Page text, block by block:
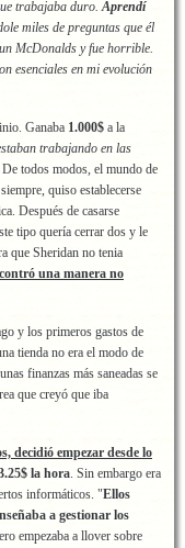
trabajaba duro.Aprendí
miles de preguntas que él
McDonalds y fue horrible.
esenciales en mi evolución
Ganaba 1.000$ a la
trabajando en las
todos modos, el mundo de
quiso establecerse
Después de casarse
tipo quería cerrar dos y le
que Sheridan no tenia
una manera no
y los primeros gastos de
tienda no era el modo de
finanzas más saneadas se
que creyó que iba
decidió empezar desde lo
la hora. Sin embargo era
informáticos. "Ellos
a gestionar los
empezaba a llover sobre